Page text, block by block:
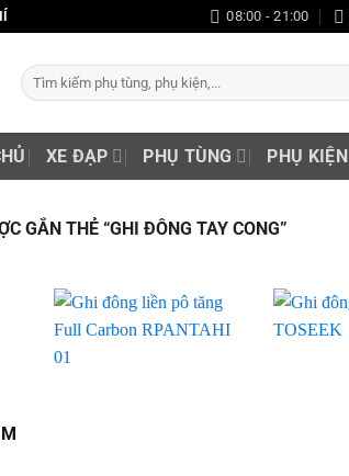
08:00 - 21:00
Tìm
kiếm:
XE ĐẠP PHỤ TÙNG PHỤ KIỆN
GẮN THẺ “GHI ĐÔNG TAY CONG”